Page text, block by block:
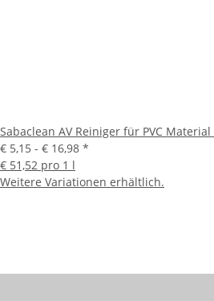
Sabaclean AV Reiniger für PVC
€ 5,15 - € 16,98 *
€ 51,52 pro 1 l
Weitere Variationen erhältlich.